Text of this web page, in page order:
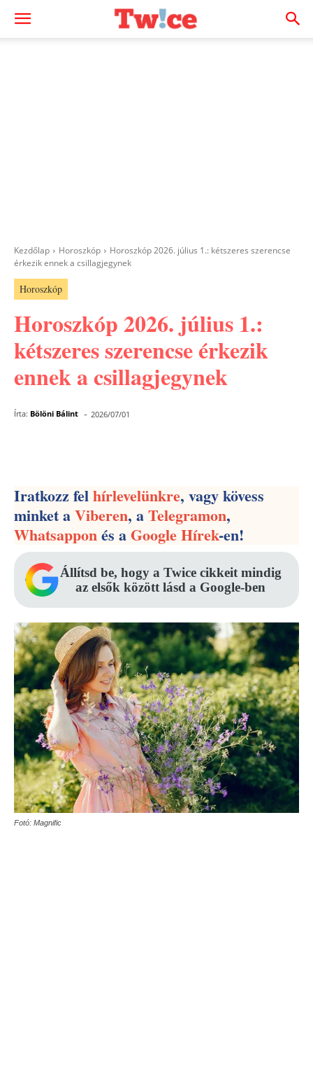
Kezdőlap Horoszkóp
Horoszkóp 2026. július 1.: kétszeres szerencse
érkezik ennek a csillagjegynek
Horoszkóp
Horoszkóp 2026. július 1.:
kétszeres szerencse érkezik
ennek a csillagjegynek
Írta: Bölöni Bálint - 2026/07/01
Iratkozz felhírlevelünkre, vagy kövess
minket aViberen, aTelegramon,
Whatsapponés aGoogle Hírek-en!
Állítsd be, hogy a Twice cikkeit mindig
az elsők között lásd a Google-ben
Fotó: Magnific